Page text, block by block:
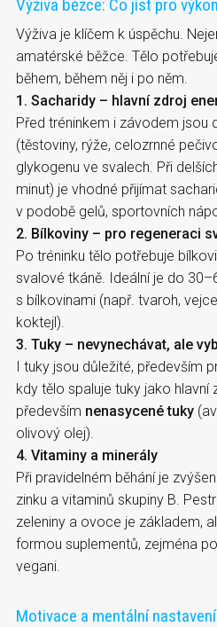
Výživa běžce: Co jíst pro
Výživa je klíčem k úspěchu.
amatérské běžce. Tělo
během, během něj i po něm.
1. Sacharidy – hlavní zdroj
Před tréninkem i závodem jsou
(těstoviny, rýže, celozrnné
glykogenu ve svalech. Při
minut) je vhodné přijímat
v podobě gelů, sportovních
2. Bílkoviny – pro regeneraci
Po tréninku tělo potřebuje
svalové tkáně. Ideální je do
s bílkovinami (např. tvaroh,
koktejl).
3. Tuky – nevynechávat, ale
I tuky jsou důležité, především
kdy tělo spaluje tuky jako hlavní
především nenasycené tuky
olivový olej).
4. Vitaminy a minerály
Při pravidelném běhání je
zinku a vitaminů skupiny B.
zeleniny a ovoce je základem,
formou suplementů, zejména
vegani.
Motivace a mentální nastavení